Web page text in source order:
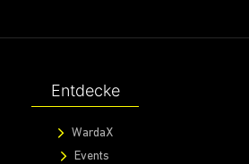
Entdecke
WardaX
Events